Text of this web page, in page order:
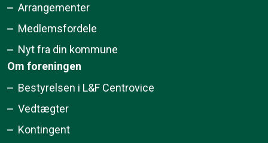
Arrangementer
Medlemsfordele
Nyt fra din kommune
Om foreningen
Bestyrelsen i L&F Centrovice
Vedtægter
Kontingent